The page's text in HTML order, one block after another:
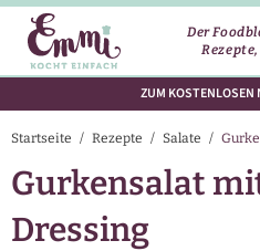
Der
ZUM KOSTENLOSEN
Startseite / Rezepte / Salate /
Gurkensalat
Dressing